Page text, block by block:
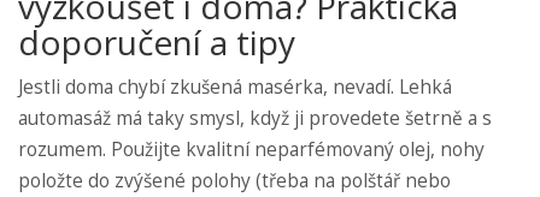
doporučení a tipy
Jestli doma chybí zkušená masérka, nevadí. Lehká
automasáž má taky smysl, když ji provedete šetrně a s
rozumem. Použijte kvalitní neparfémovaný olej, nohy
položte do zvýšené polohy (třeba na polštář nebo